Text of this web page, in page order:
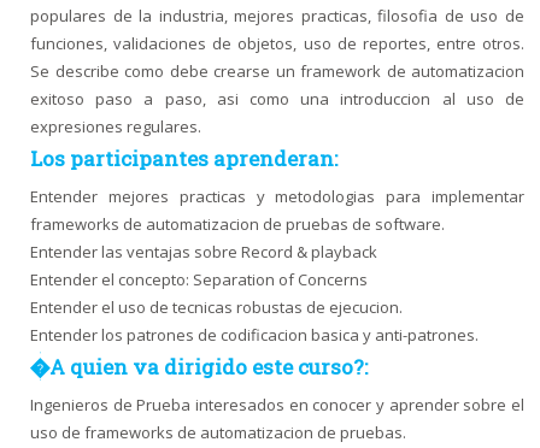
populares de la industria, mejores practicas, filosofia de uso de
funciones, validaciones de objetos, uso de reportes, entre otros.
Se describe como debe crearse un framework de automatizacion
exitoso paso a paso, asi como una introduccion al uso de
expresiones regulares.
Los participantes aprenderan:
Entender mejores practicas y metodologias para implementar
frameworks de automatizacion de pruebas de software.
Entender las ventajas sobre Record & playback
Entender el concepto: Separation of Concerns
Entender el uso de tecnicas robustas de ejecucion.
Entender los patrones de codificacion basica y anti-patrones.
�A quien va dirigido este curso?:
Ingenieros de Prueba interesados en conocer y aprender sobre el
uso de frameworks de automatizacion de pruebas.